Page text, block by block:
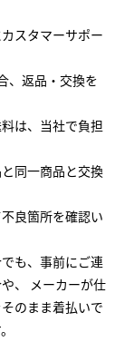
スタマーサポー
、返品・交換を
は、当社で負担
同一商品と交換
良箇所を確認い
も、事前にご連
、 メーカーが仕
のまま着払いで